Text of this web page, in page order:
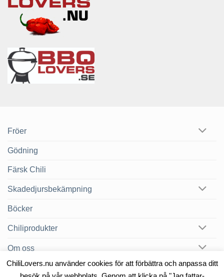
Fröer
Gödning
Färsk Chili
Skadedjursbekämpning
Böcker
Chiliprodukter
Om oss
Chilibloggen
ChiliLovers.nu använder cookies för att förbättra och anpassa ditt